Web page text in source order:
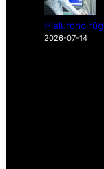
Hialurono
2026-07-14